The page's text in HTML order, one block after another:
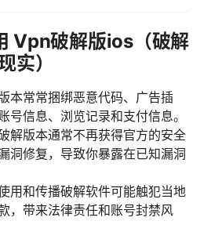
Vpn破解版ios（破解
实）
本常常捆绑恶意代码、广告插
号信息、浏览记录和支付信息。
解版本通常不再获得官方的安全
洞修复，导致你暴露在已知漏洞
用和传播破解软件可能触犯当地
，带来法律责任和账号封禁风